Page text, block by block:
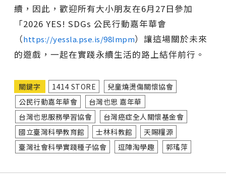
續，因此，歡迎所有大小朋友在6月27日參加
「2026 YES! SDGs 公民行動嘉年華會
（https://yessla.pse.is/98lmpm）讓這場關於未來
的遊戲，一起在實踐永續生活的路上結伴前行。
關鍵字 1414 STORE
兒童燒燙傷關懷協會
公民行動嘉年華會
台灣也思 嘉年華
台灣也思服務學習協會
台灣癌症全人關懷基金會
國立臺灣科學教育館
士林科教館
天賜糧源
臺灣社會科學實踐種子協會
逗陣淘學趣 郭瑤萍